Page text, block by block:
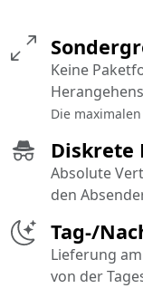
Diskrete
Absolute
den
Tag-/
Lieferung
von der
Keine
Die